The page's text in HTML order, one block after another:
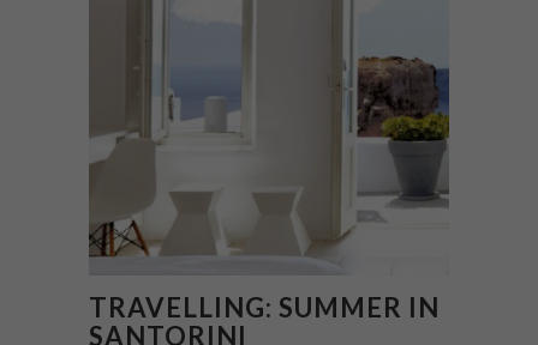
TRAVELLING: SUMMER IN
SANTORINI